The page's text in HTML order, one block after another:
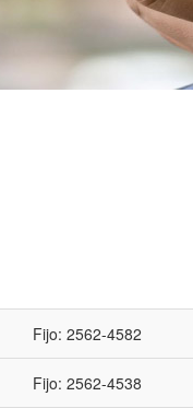
Fijo: 2562-4582
Fijo: 2562-4538